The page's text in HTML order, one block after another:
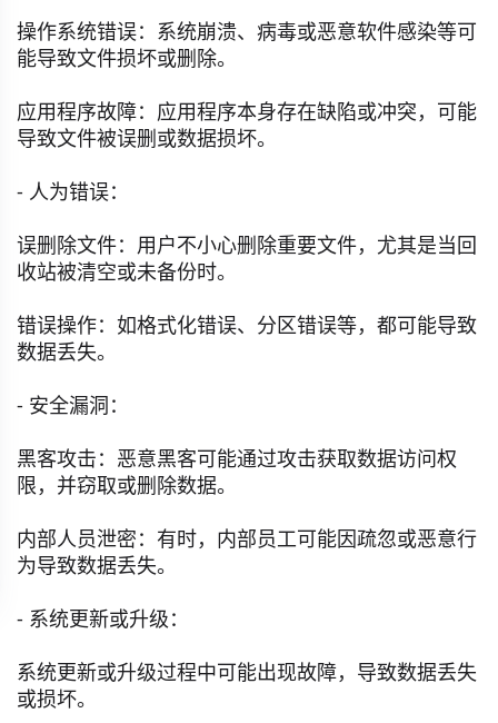
操作系统错误：系统崩溃、病毒或恶意软件感染等可
能导致文件损坏或删除。
应用程序故障：应用程序本身存在缺陷或冲突，可能
导致文件被误删或数据损坏。
- 人为错误：
误删除文件：用户不小心删除重要文件，尤其是当回
收站被清空或未备份时。
错误操作：如格式化错误、分区错误等，都可能导致
数据丢失。
- 安全漏洞：
黑客攻击：恶意黑客可能通过攻击获取数据访问权
限，并窃取或删除数据。
内部人员泄密：有时，内部员工可能因疏忽或恶意行
为导致数据丢失。
- 系统更新或升级：
系统更新或升级过程中可能出现故障，导致数据丢失
或损坏。